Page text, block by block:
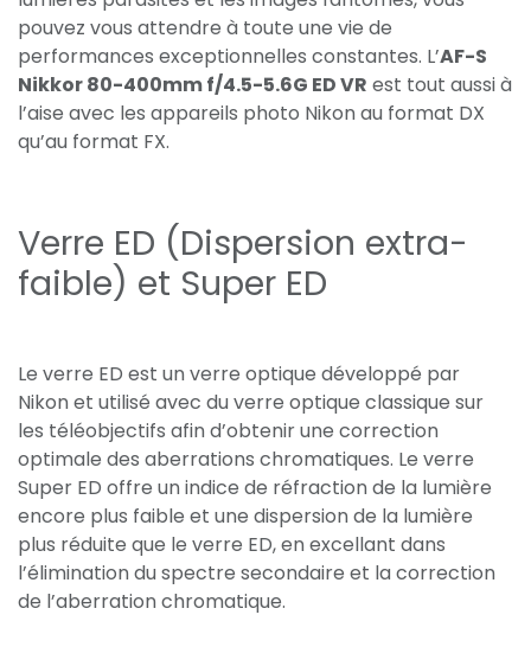
pouvez vous attendre à toute une vie de
performances exceptionnelles constantes. L’AF-S
Nikkor 80-400mm f/4.5-5.6G ED VR est tout aussi à
l’aise avec les appareils photo Nikon au format DX
qu’au format FX.
Verre ED (Dispersion extra-
faible) et Super ED
Le verre ED est un verre optique développé par
Nikon et utilisé avec du verre optique classique sur
les téléobjectifs afin d’obtenir une correction
optimale des aberrations chromatiques. Le verre
Super ED offre un indice de réfraction de la lumière
encore plus faible et une dispersion de la lumière
plus réduite que le verre ED, en excellant dans
l’élimination du spectre secondaire et la correction
de l’aberration chromatique.